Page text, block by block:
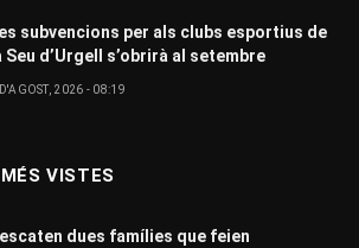
subvencions per als clubs esportius de
Seu d’Urgell s’obrirà al setembre
2026 - 08:19
VISTES
dues famílies que feien